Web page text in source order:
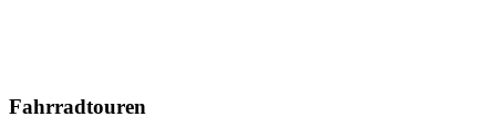
Fahrradtouren